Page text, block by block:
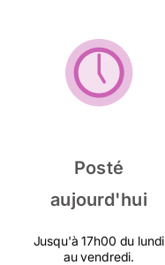
Posté
aujourd'hui
Jusqu'à 17h00 du lundi
au vendredi.